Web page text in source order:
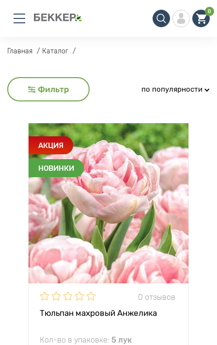
0
Главная Каталог
Фильтр по популярности
АКЦИЯ
НОВИНКИ
0 отзывов
Тюльпан махровый Анжелика
Кол-во в упаковке: 5 лук